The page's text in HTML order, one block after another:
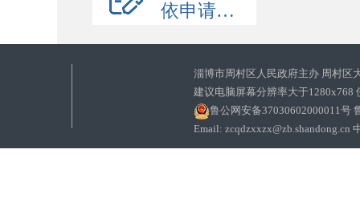
依申请公开
淄博市周村区人民政府主办 周村区
建议电脑屏幕分辨率大于1280x768
鲁公网安备37030602000011号
Email: zcqdzxxzx@zb.shandong.cn